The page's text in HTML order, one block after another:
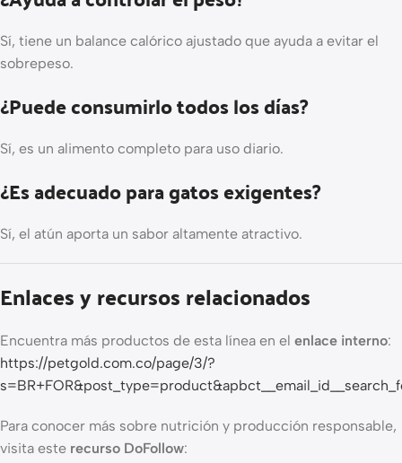
Sí, tiene un balance calórico ajustado que ayuda a evitar el
sobrepeso.
¿Puede consumirlo todos los días?
Sí, es un alimento completo para uso diario.
¿Es adecuado para gatos exigentes?
Sí, el atún aporta un sabor altamente atractivo.
Enlaces y recursos relacionados
Encuentra más productos de esta línea en el enlace interno:
https://petgold.com.co/page/3/?
Para conocer más sobre nutrición y producción responsable,
visita este recurso DoFollow: